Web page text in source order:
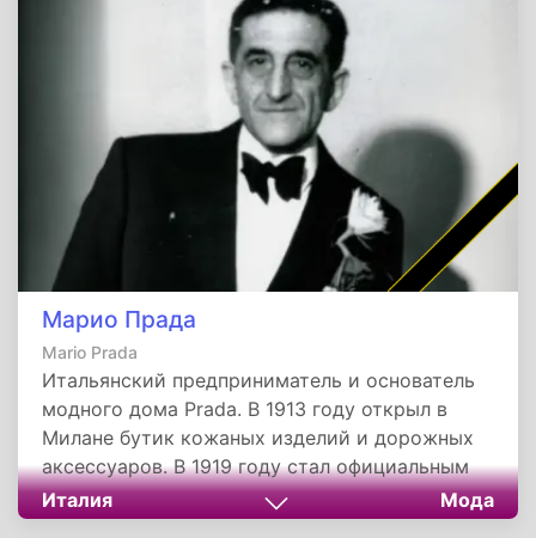
Марио Прада
Mario Prada
Итальянский предприниматель и основатель
модного дома Prada. В 1913 году открыл в
Милане бутик кожаных изделий и дорожных
аксессуаров. В 1919 году стал официальным
поставщиком королевского двора.
Придерживался консервативных взглядов, но
Италия Мода